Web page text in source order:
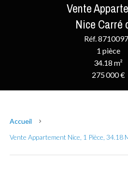
Vente
Nice Carré
Réf.
1 pièce
34.18 m²
275 000 €
Accueil
Vente Appartement Nice, 1 Pièce, 34.18